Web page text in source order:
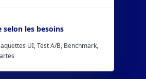
selon les besoins
UI, Test A/B, Benchmark,